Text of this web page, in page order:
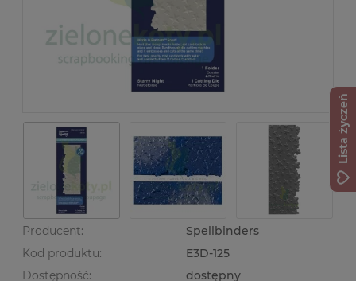
Producent:
Spellbinders
Kod produktu:
E3D-125
Dostępność:
dostępny
Lista życzeń